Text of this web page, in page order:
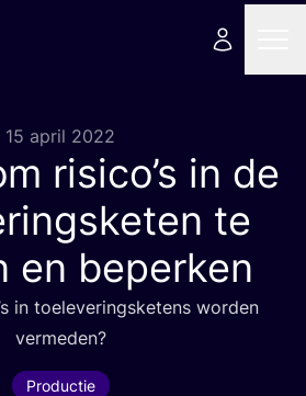
15 april 2022
risico’s in de
te
en beperken
in toe­le­ve­rings­ke­tens wor­den
vermeden?
Productie